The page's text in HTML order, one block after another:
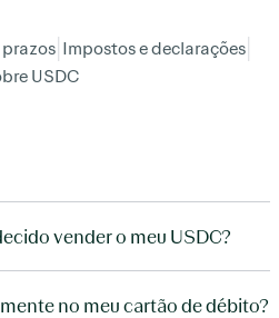
Impostos e declarações
USDC
vender o meu USDC?
no meu cartão de débito?